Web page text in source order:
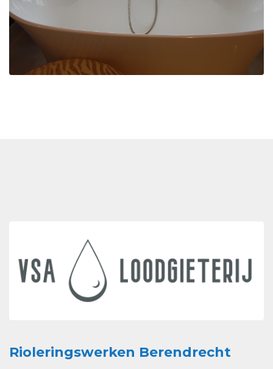
Rioleringswerken Berendrecht